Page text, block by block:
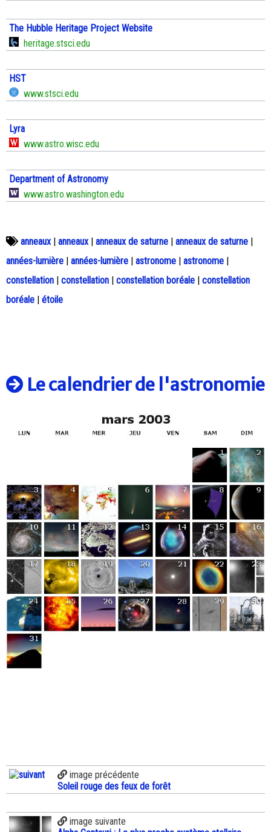
The Hubble Heritage Project Website
heritage.stsci.edu
HST
www.stsci.edu
Lyra
www.astro.wisc.edu
Department of Astronomy
www.astro.washington.edu
anneaux | anneaux | anneaux de saturne | anneaux de saturne |
années-lumière | années-lumière | astronome | astronome |
constellation | constellation | constellation boréale | constellation
boréale | étoile
Le calendrier de l'astronomie
image précédente
Soleil rouge des feux de forêt
image suivante